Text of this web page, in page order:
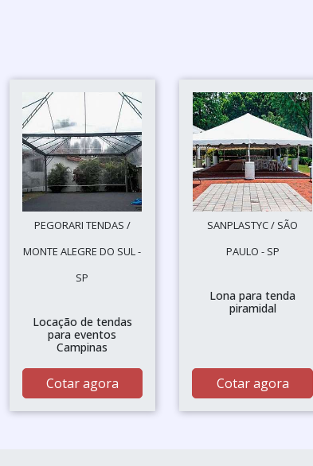
PEGORARI TENDAS /
MONTE ALEGRE DO SUL -
SP
Locação de tendas
para eventos
Campinas
Cotar agora
SANPLASTYC / SÃO
PAULO - SP
Lona para tenda
piramidal
Cotar agora